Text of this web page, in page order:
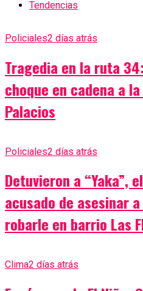
Tendencias
Policiales2 días atrás
Tragedia en la ruta
choque en cadena a
Palacios
Policiales2 días atrás
Detuvieron a “Yaka”,
acusado de asesinar
robarle en barrio Las
Clima2 días atrás